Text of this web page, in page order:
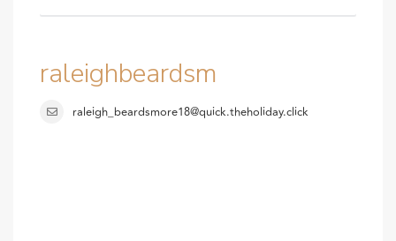
raleighbeardsm
raleigh_beardsmore18@quick.theholiday.click